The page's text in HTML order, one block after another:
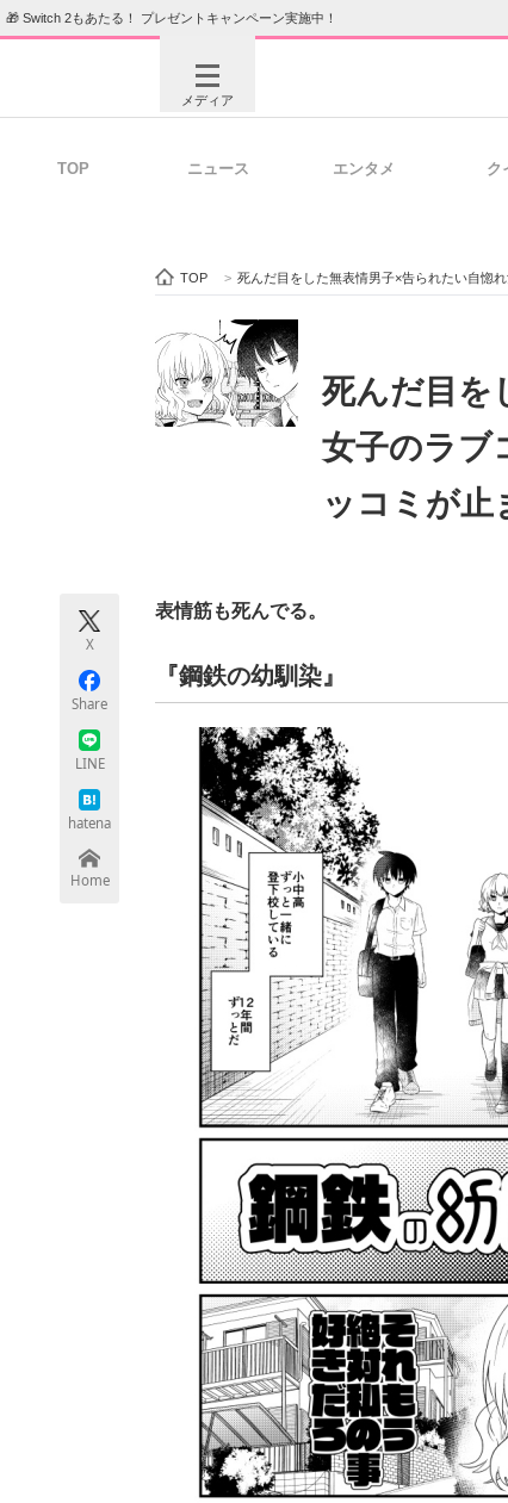
🎁 Switch 2もあたる！ プレゼントキャンペーン実施中！
メディア
ビジネスと働き方のヒント
ITエンジニア向け専門サイト 企業向
ちょっと気になるネットの話題
TOP ニュース エンタメ ク
TOP > 死んだ目をした無表情男子×告られたい自惚
死んだ目を
女子のラ
ッコミが止
X
Share
LINE
hatena
Home
表情筋も死んでる。
『鋼鉄の幼馴染』